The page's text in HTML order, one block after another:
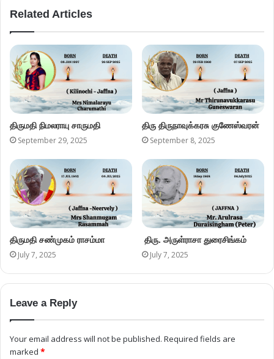
Related Articles
திருமதி நிமலராயு சாருமதி
September 29, 2025
திரு திருநாவுக்கரசு குணேஸ்வரன்
September 8, 2025
திருமதி சண்முகம் ராசம்மா
July 7, 2025
திரு. அருள்ராசா துரைசிங்கம்
July 7, 2025
Leave a Reply
Your email address will not be published. Required fields are
marked *